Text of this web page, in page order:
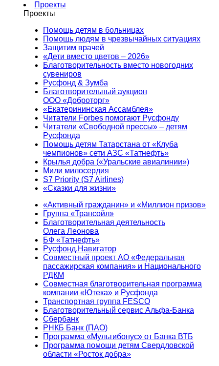
Проекты
Проекты
Помощь детям в больницах
Помощь людям в чрезвычайных ситуациях
Защитим врачей
«Дети вместо цветов – 2026»
Благотворительность вместо новогодних
сувениров
Русфонд & Зумба
Благотворительный аукцион
ООО «Доброторг»
«Екатерининская Ассамблея»
Читатели Forbes помогают Русфонду
Читатели «Свободной прессы» – детям
Русфонда
Помощь детям Татарстана от «Клуба
чемпионов» сети АЗС «Татнефть»
Крылья добра («Уральские авиалинии»)
Мили милосердия
S7 Priority (S7 Airlines)
«Сказки для жизни»
«Активный гражданин» и «Миллион призов»
Группа «Трансойл»
Благотворительная деятельность
Олега Леонова
БФ «Татнефть»
Русфонд.Навигатор
Совместный проект АО «Федеральная
пассажирская компания» и Национального
РДКМ
Совместная благотворительная программа
компании «Ютека» и Русфонда
Транспортная группа FESCO
Благотворительный сервис Альфа-Банка
Сбербанк
РНКБ Банк (ПАО)
Программа «Мультибонус» от Банка ВТБ
Программа помощи детям Свердловской
области «Росток добра»